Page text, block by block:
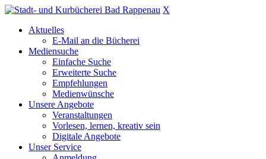
X
Aktuelles
E-Mail an die Bücherei
Mediensuche
Einfache Suche
Erweiterte Suche
Empfehlungen
Medienwünsche
Unsere Angebote
Veranstaltungen
Vorlesen, lernen, kreativ sein
Digitale Angebote
Unser Service